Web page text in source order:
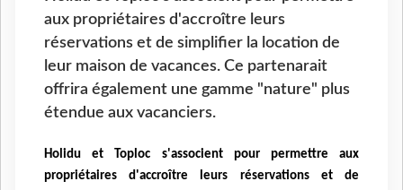
aux propriétaires d'accroître leurs
réservations et de simplifier la location de
leur maison de vacances. Ce partenarait
offrira également une gamme "nature" plus
étendue aux vacanciers.
Holidu et Toploc s'associent pour permettre aux
propriétaires d'accroître leurs réservations et de